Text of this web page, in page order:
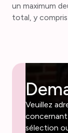
un maximum
total, y compris
Veuillez
sélection